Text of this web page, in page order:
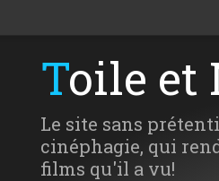
Toile
Le site sans
cinéphagie, qui
films qu'il a vu!